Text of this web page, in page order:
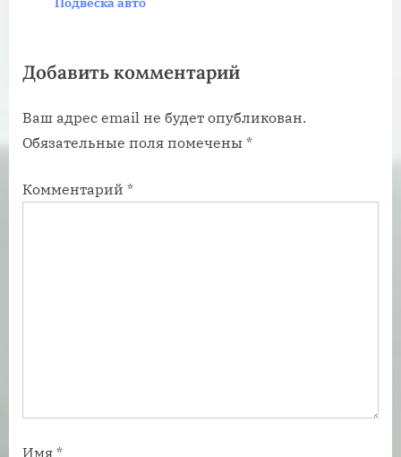
а
и
с
:
а
и
с
:
Добавить комментарий
Ваш адрес email не будет опубликован.
Обязательные поля помечены *
Комментарий *
Имя *